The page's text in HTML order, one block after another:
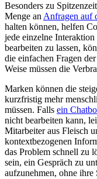
Besonders zu
Menge an Anfragen auf
halten können, helfen
jede einzelne
bearbeiten zu lassen,
die einfachen Fragen
Weise müssen die
Marken können die
kurzfristig mehr
müssen. Falls ein
nicht bearbeiten kann,
Mitarbeiter aus Fleisch
kontextbezogenen
das Problem schnell zu
sein, ein Gespräch zu
aufzunehmen, ohne ihre